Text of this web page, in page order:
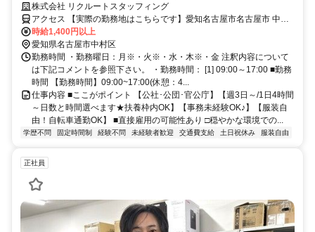
OK♪】【服装自由！自転車通勤OK】■直接雇用の可能性あり
株式会社 リクルートスタッフィング
アクセス 【実際の勤務地はこちらです】愛知名古屋市名古屋市 中村
区中村公園駅徒歩1分太閤通駅徒歩22分
時給1,400円以上
愛知県名古屋市中村区
勤務時間 ・勤務曜日：月※・火※・水・木※・金 注釈内容について
は下記コメントを参照下さい。 ・勤務時間： [1] 09:00～17:00 ■勤務
時間 【勤務時間】09:00~17:00(休憩：4...
仕事内容 ■ここがポイント 【公社･公団･官公庁】【週3日～/1日4時間
～日数と時間選べます★扶養枠内OK】【事務未経験OK♪】【服装自
由！自転車通勤OK】 ■直接雇用の可能性あり □穏やかな環境での...
学歴不問 固定時間制 経験不問 未経験者歓迎 交通費支給 土日祝休み 服装自由
正社員